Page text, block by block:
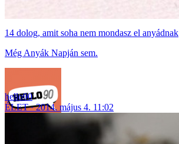
14 dolog, amit soha nem mondasz el anyádnak
Még Anyák Napján sem.
hello90
ÉLET
2014. május 4. 11:02